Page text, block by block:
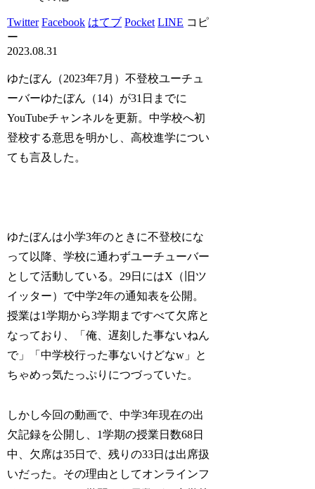
Twitter Facebook はてブ Pocket LINE コピ
ー
2023.08.31
ゆたぼん（2023年7月）不登校ユーチュ
ーバーゆたぼん（14）が31日までに
YouTubeチャンネルを更新。中学校へ初
登校する意思を明かし、高校進学につい
ても言及した。
ゆたぼんは小学3年のときに不登校にな
って以降、学校に通わずユーチューバー
として活動している。29日にはX（旧ツ
イッター）で中学2年の通知表を公開。
授業は1学期から3学期まですべて欠席と
なっており、「俺、遅刻した事ないねん
で」「中学校行った事ないけどなw」と
ちゃめっ気たっぷりにつづっていた。
しかし今回の動画で、中学3年現在の出
欠記録を公開し、1学期の授業日数68日
中、欠席は35日で、残りの33日は出席扱
いだった。その理由としてオンラインフ